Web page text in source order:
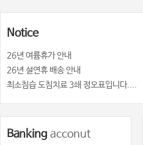
Notice
26년 여륨휴가 안내
26년 설연휴 배송 안내
최소침습 도침치료 3쇄 정오표입니다....
Banking acconut